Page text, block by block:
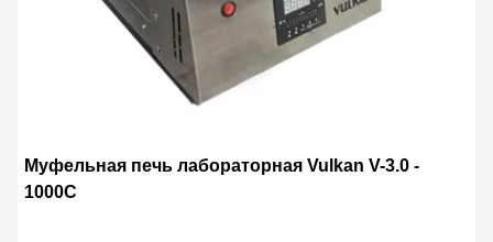
Муфельная печь лабораторная Vulkan V-3.0 -
1000С